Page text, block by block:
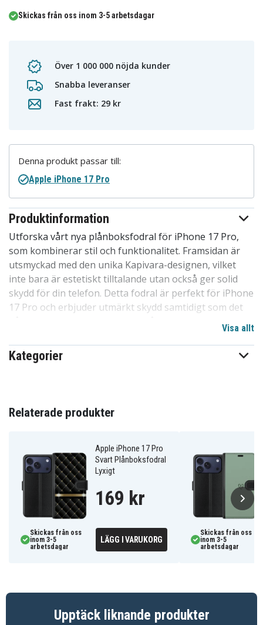
Skickas från oss inom 3-5 arbetsdagar
Över 1 000 000 nöjda kunder
Snabba leveranser
Fast frakt: 29 kr
Produktinformation
Utforska vårt nya plånboksfodral för iPhone 17 Pro,
som kombinerar stil och funktionalitet. Framsidan är
utsmyckad med den unika Kapivara-designen, vilket
inte bara är estetiskt tilltalande utan också ger solid
skydd för din telefon. Detta fodral är perfekt för iPhone
17 Pro och erbjuder utmärkt skydd samtidigt som det
Fodralet stängs säkert med ett magnetlås och har en
inre beklädnad av sammet med kortfack. Den
skal. Denna två-i-ett-lösning förenar plånbok och
mobilskal, vilket gör det enkelt att hålla ordning på dina
specialutformad utskärning för kameran.
Produktdetaljer:
-Särskilt utformat för iPhone 17 Pro plånboksfodral.
Estetiskt och funktionellt: Kapivara-mönster med en
elegant färgkombination.
-Lätt och slimmad beklädnad ger fodralet en
och kamera, perfekt utformat för iPhone 17 Pro med
Visa allt
Kategorier
Denna produkt passar till:
Apple iPhone 17 Pro
Relaterade produkter
Apple iPhone 17 Pro
Svart Plånboksfodral
Lyxigt
169 kr
Skickas från oss
inom 3-5
arbetsdagar
LÄGG I VARUKORG
Skickas från oss
inom 3-5
arbetsdagar
Upptäck liknande produkter